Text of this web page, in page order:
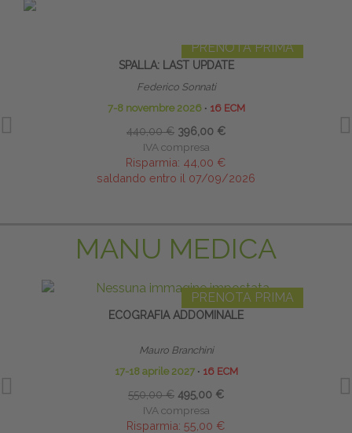
PRENOTA PRIMA
SPALLA: LAST UPDATE
Federico Sonnati
7-8 novembre 2026 ∙ 16 ECM
440,00 € 396,00 €
IVA compresa
Risparmia: 44,00 €
saldando entro il 07/09/2026
MANU MEDICA
PRENOTA PRIMA
ECOGRAFIA ADDOMINALE
Mauro Branchini
17-18 aprile 2027 ∙ 16 ECM
550,00 € 495,00 €
IVA compresa
Risparmia: 55,00 €